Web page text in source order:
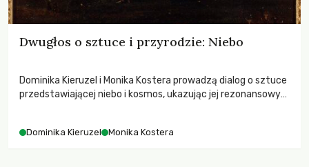
Dwugłos o sztuce i przyrodzie: Niebo
Dominika Kieruzel i Monika Kostera prowadzą dialog o sztuce
przedstawiającej niebo i kosmos, ukazując jej rezonansowy
Dominika Kieruzel Monika Kostera